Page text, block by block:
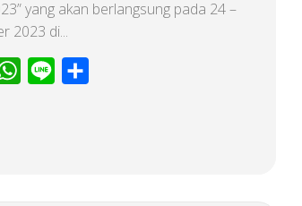
yang akan berlangsung pada 24 –
2023 di...
WhatsApp
Line